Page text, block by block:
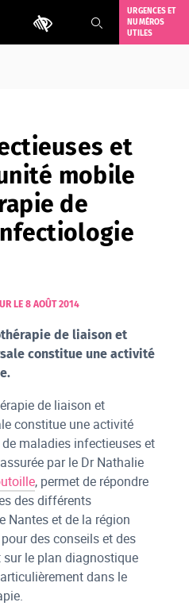
Outils d'accessibilité
URGENCES ET
NUMÉROS
UTILES
et
mobile
de
LE 8 AOÛT 2014
de liaison et
constitue une activité
de liaison et
constitue une activité
maladies infectieuses et
par le Dr Nathalie
, permet de répondre
des différents
Nantes et de la région
des conseils et des
le plan diagnostique
dans le